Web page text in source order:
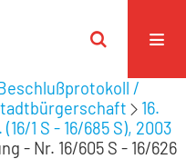
/
16.
1 S - 16/685 S), 2003
- Nr. 16/605 S - 16/626